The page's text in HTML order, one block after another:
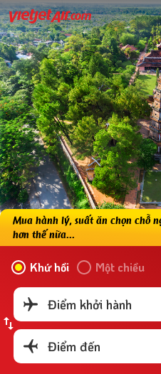
Mua hành lý, suất ăn chọn chỗ
hơn thế nữa...
Khứ hồi Một chiều
Điểm khởi hành
Điểm đến